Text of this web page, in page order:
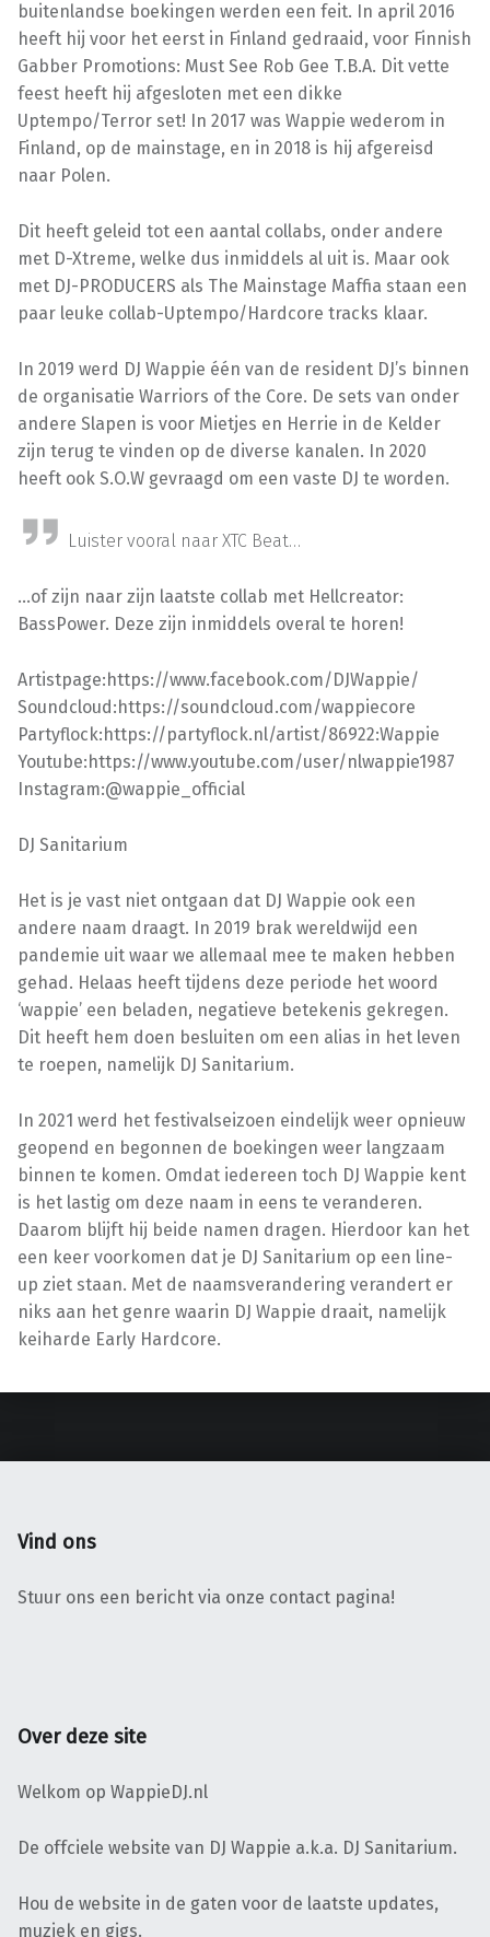
buitenlandse boekingen werden een feit. In april 2016
heeft hij voor het eerst in Finland gedraaid, voor Finnish
Gabber Promotions: Must See Rob Gee T.B.A. Dit vette
feest heeft hij afgesloten met een dikke
Uptempo/Terror set! In 2017 was Wappie wederom in
Finland, op de mainstage, en in 2018 is hij afgereisd
naar Polen.
Dit heeft geleid tot een aantal collabs, onder andere
met D-Xtreme, welke dus inmiddels al uit is. Maar ook
met DJ-PRODUCERS als The Mainstage Maffia staan een
paar leuke collab-Uptempo/Hardcore tracks klaar.
In 2019 werd DJ Wappie één van de resident DJ’s binnen
de organisatie Warriors of the Core. De sets van onder
andere Slapen is voor Mietjes en Herrie in de Kelder
zijn terug te vinden op de diverse kanalen. In 2020
heeft ook S.O.W gevraagd om een vaste DJ te worden.
Luister vooral naar XTC Beat…
…of zijn naar zijn laatste collab met Hellcreator:
BassPower. Deze zijn inmiddels overal te horen!
Artistpage:https://www.facebook.com/DJWappie/
Soundcloud:https://soundcloud.com/wappiecore
Partyflock:https://partyflock.nl/artist/86922:Wappie
Youtube:https://www.youtube.com/user/nlwappie1987
Instagram:@wappie_official
DJ Sanitarium
Het is je vast niet ontgaan dat DJ Wappie ook een
andere naam draagt. In 2019 brak wereldwijd een
pandemie uit waar we allemaal mee te maken hebben
gehad. Helaas heeft tijdens deze periode het woord
‘wappie’ een beladen, negatieve betekenis gekregen.
Dit heeft hem doen besluiten om een alias in het leven
te roepen, namelijk DJ Sanitarium.
In 2021 werd het festivalseizoen eindelijk weer opnieuw
geopend en begonnen de boekingen weer langzaam
binnen te komen. Omdat iedereen toch DJ Wappie kent
is het lastig om deze naam in eens te veranderen.
Daarom blijft hij beide namen dragen. Hierdoor kan het
een keer voorkomen dat je DJ Sanitarium op een line-
up ziet staan. Met de naamsverandering verandert er
niks aan het genre waarin DJ Wappie draait, namelijk
keiharde Early Hardcore.
Teruggaan naar de hoofdnavigatie
Vind ons
Stuur ons een bericht via onze contact pagina!
Over deze site
Welkom op WappieDJ.nl
De offciele website van DJ Wappie a.k.a. DJ Sanitarium.
Hou de website in de gaten voor de laatste updates,
muziek en gigs.